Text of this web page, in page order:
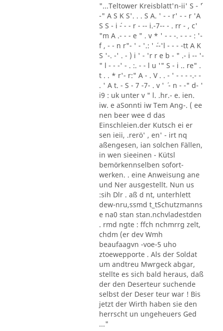
"...Teltower Kreisblatt'n-ii' S - ´'
-" A S K S'. . . S A. ' - - r' - - r 'A
S S - i ´- - - r - -- i.-7-- - . rr - , c'
"m A .- - - e " . v * ' - - -. - - - : '-
f , - - n r"- ' - '.: ' ´--'l - - - -tt A K
S '-. -' . - ) i ' - 'r r e b - " .- i -- '-
" l - - -' - . :. - - l u '" S - i .. re" .
t . . * r'- r:" A - . V . . - ' - - - -.- -
. ' A t. - S - 7 -7- . v ' ´ - n - -" d- '
i9 : uk unter v " l. .hr.- e. ien.
iw. e aSonnti iw Tem Ang-. ( ee
nen beer wee d das
Einschleien.der Kutsch ei er
sen ieii, .rerö' , en' - irt nq
aßengesen, ian solchen Fällen,
in wen sieeinen - Kütsl
bemörkennselben sofort-
werken. . eine Anweisung ane
und Ner ausgestellt. Nun us
:sih Dlr . aß d nt, unterhlett
dew-nru,ssmd t_tSchutzmanns
e na0 stan stan.nchvladestden
. rmd ngte : ffch nchmrrg zelt,
chdm (er dev Wmh
beaufaagvn -voe-5 uho
ztoewepporte . Als der Soldat
um andtreu Mwrgeck abgar,
stellte es sich bald heraus, daß
der den Deserteur suchende
selbst der Deser teur war ! Bis
jetzt der Wirth haben sie den
herrscht un ungeheuers Ged
..."